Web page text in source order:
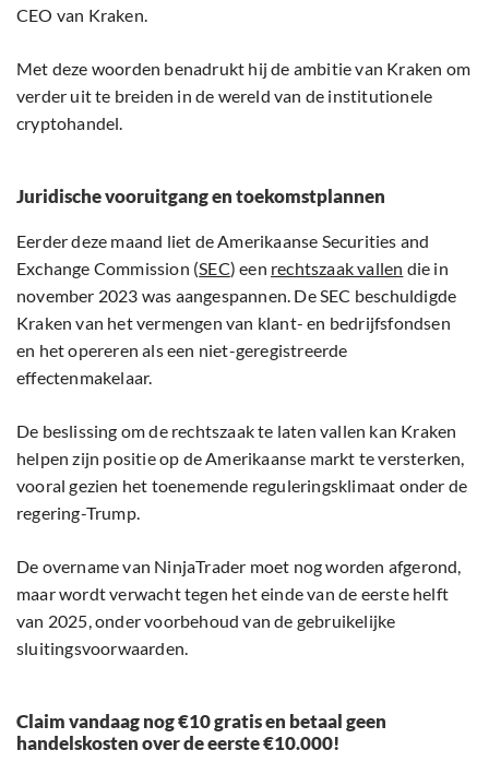
CEO van Kraken.
Met deze woorden benadrukt hij de ambitie van Kraken om
verder uit te breiden in de wereld van de institutionele
cryptohandel.
Juridische vooruitgang en toekomstplannen
Eerder deze maand liet de Amerikaanse Securities and
Exchange Commission (SEC) een rechtszaak vallen die in
november 2023 was aangespannen. De SEC beschuldigde
Kraken van het vermengen van klant- en bedrijfsfondsen
en het opereren als een niet-geregistreerde
effectenmakelaar.
De beslissing om de rechtszaak te laten vallen kan Kraken
helpen zijn positie op de Amerikaanse markt te versterken,
vooral gezien het toenemende reguleringsklimaat onder de
regering-Trump.
De overname van NinjaTrader moet nog worden afgerond,
maar wordt verwacht tegen het einde van de eerste helft
van 2025, onder voorbehoud van de gebruikelijke
sluitingsvoorwaarden.
Claim vandaag nog €10 gratis en betaal geen
handelskosten over de eerste €10.000!